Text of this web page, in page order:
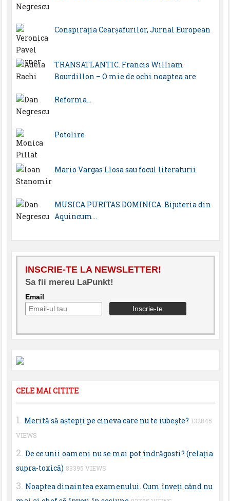
Conspirația Cearșafurilor, Jurnal European
TRANSATLANTIC. Francis William
Bourdillon – O mie de ochi noaptea are
Reforma…
Potolire
Mario Vargas Llosa sau focul literaturii
MUSICA PURITAS DOMINICA. Bijuteria din
Aquincum…
INSCRIE-TE LA NEWSLETTER!
Sa fii mereu LaPunkt!
Email
CELE MAI CITITE
Merită să aştepţi pe cineva care nu te iubeşte? 132845
VIEWS
De ce unii oameni nu se mai pot îndrăgosti? (relaţia
supra-toxică) 83395 VIEWS
Noaptea dinaintea examenului. Cum înveţi când nu